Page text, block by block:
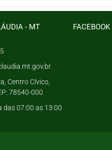
- MT
Centro Cívico,
78540-000
das 07:00 as 13:00
FACEBOOK